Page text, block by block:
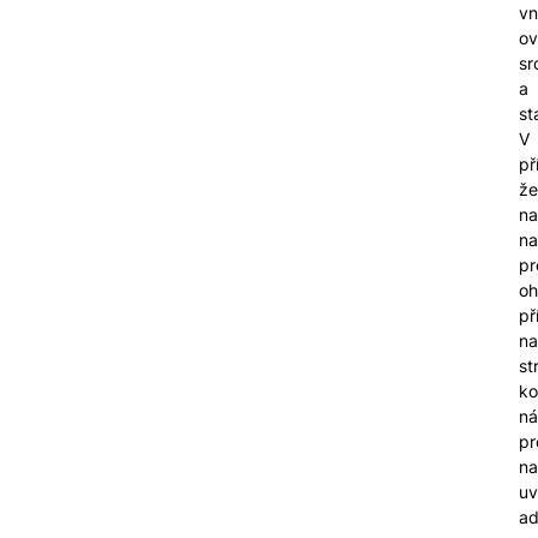
a
V
že
na
na